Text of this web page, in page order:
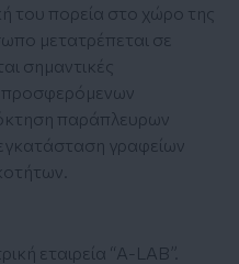
του πορεία στο χώρο της
μετατρέπεται σε
σημαντικές
προσφερόμενων
παράπλευρων
γραφείων
εταιρεία “Α-LAB”.